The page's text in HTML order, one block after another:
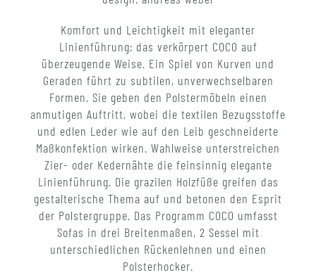
Komfort und Leichtigkeit mit eleganter
Linienführung: das verkörpert COCO auf
überzeugende Weise. Ein Spiel von Kurven und
Geraden führt zu subtilen, unverwechselbaren
Formen. Sie geben den Polstermöbeln einen
anmutigen Auftritt, wobei die textilen Bezugsstoffe
und edlen Leder wie auf den Leib geschneiderte
Maßkonfektion wirken. Wahlweise unterstreichen
Zier- oder Kedernähte die feinsinnig elegante
Linienführung. Die grazilen Holzfüße greifen das
gestalterische Thema auf und betonen den Esprit
der Polstergruppe. Das Programm COCO umfasst
Sofas in drei Breitenmaßen, 2 Sessel mit
unterschiedlichen Rückenlehnen und einen
Polsterhocker.